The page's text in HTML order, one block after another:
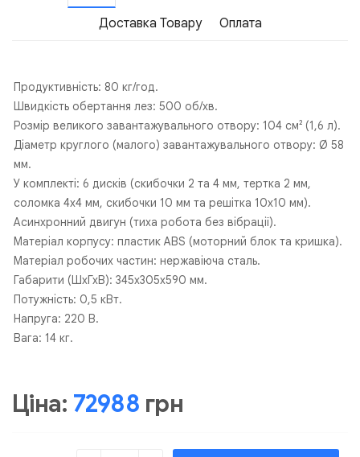
Доставка Товару Оплата
Продуктивність: 80 кг/год.
Швидкість обертання лез: 500 об/хв.
Розмір великого завантажувального отвору: 104 см² (1,6 л).
Діаметр круглого (малого) завантажувального отвору: Ø 58
мм.
У комплекті: 6 дисків (скибочки 2 та 4 мм, тертка 2 мм,
соломка 4х4 мм, скибочки 10 мм та решітка 10х10 мм).
Асинхронний двигун (тиха робота без вібрації).
Матеріал корпусу: пластик ABS (моторний блок та кришка).
Матеріал робочих частин: нержавіюча сталь.
Габарити (ШхГхВ): 345х305х590 мм.
Потужність: 0,5 кВт.
Напруга: 220 В.
Вага: 14 кг.
Ціна: 72988 грн